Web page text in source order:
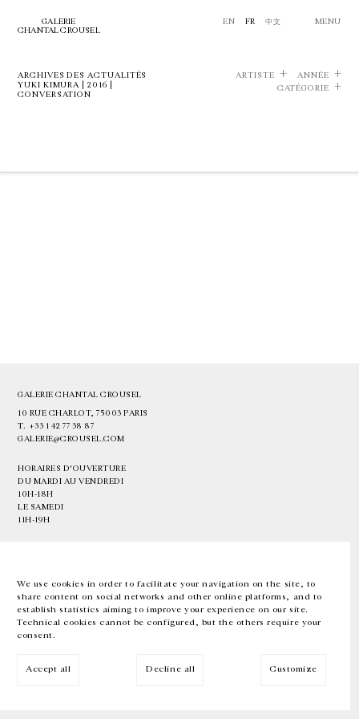
We use cookies in order to facilitate your navigation on the site, to
share content on social networks and other online platforms, and to
establish statistics aiming to improve your experience on our site.
Technical cookies cannot be configured, but the others require your
consent.
Accept all Decline all Customize
GALERIE
CHANTAL CROUSEL
EN FR 中文 MENU
ARCHIVES DES ACTUALITÉS
YUKI KIMURA | 2016 |
CONVERSATION
ARTISTE
ANNÉE
CATÉGORIE
GALERIE CHANTAL CROUSEL
10 RUE CHARLOT, 75003 PARIS
T. +33 1 42 77 38 87
GALERIE@CROUSEL.COM
HORAIRES D'OUVERTURE
DU MARDI AU VENDREDI
10H-18H
LE SAMEDI
11H-19H
EN FR 中文 Facebook Instagram
Inscrivez-vous à notre newsletter